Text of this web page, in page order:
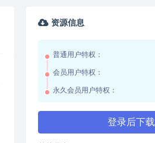
资源信息
普通用户特权：
会员用户特权：
永久会员用户特权：
登录后下载